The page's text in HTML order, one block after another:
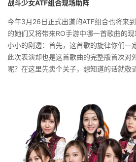
战斗少女ATF组合现场助阵
今年3月26日正式出道的ATF组合也将来
的她们又将带来RO手游中哪一首歌曲的
小小的剧透：首先，这首歌的旋律你们一
此次表演却也是这首歌曲的完整版首次对
呢？在这里先卖个关子，想知道的话就敬